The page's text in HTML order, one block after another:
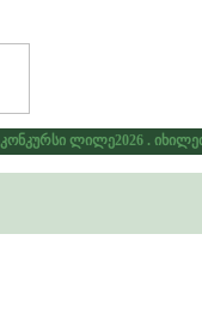
ლილე2026 . იხილეთ